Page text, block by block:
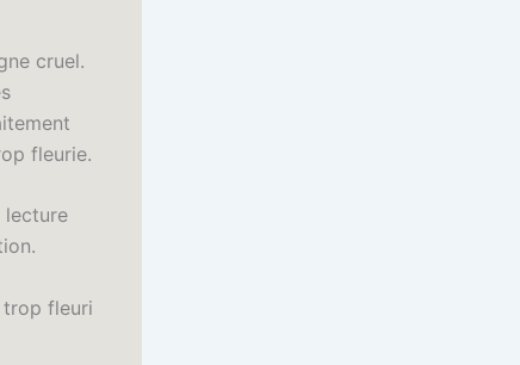
cruel.
fleurie.
lecture
trop fleuri